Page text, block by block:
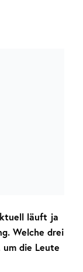
läuft ja
Welche drei
um die Leute